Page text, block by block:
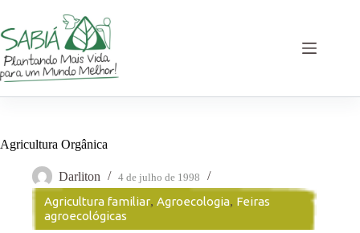
o
conteúdo
Agricultura Orgânica
Darliton 4 de julho de 1998
Agricultura familiar, Agroecologia, Feiras
agroecológicas